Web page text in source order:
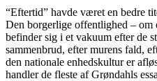
“Eftertid” havde været en bedre
Den borgerlige offentlighed – om
befinder sig i et vakuum efter de
sammenbrud, efter murens fald,
den nationale enhedskultur er
handler de fleste af Grøndahls